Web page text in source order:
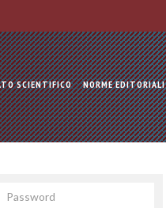
SCIENTIFICO NORME EDITORIALI